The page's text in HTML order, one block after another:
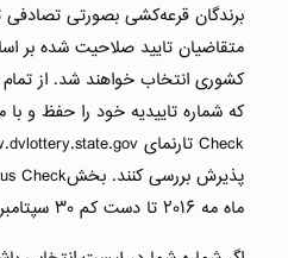
برندگان قرعه‌کشی بصورتی تصادفی
متقاضیان تایید صلاحیت شده بر
کشوری انتخاب خواهند شد. از
ماه مه ۲۰۱۶ تا دست کم ٣٠ سپتامبر ۲۰۱۷ فعال خواهد بود.